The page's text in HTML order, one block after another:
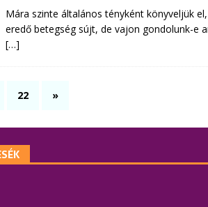
Mára szinte általános tényként könyveljük
eredő betegség sújt, de vajon gondolunk-e
[…]
22 »